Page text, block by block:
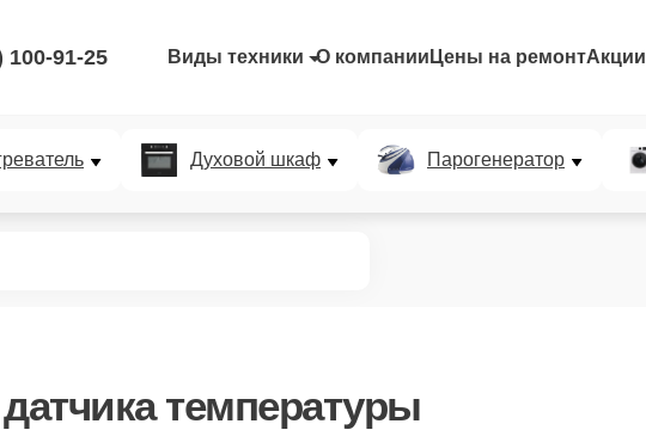
100-91-25 Виды техники О компании Цены на ремонтАкции
Духовой шкаф Парогенератор
температуры